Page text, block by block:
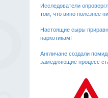
Исследователи
том, что вино полезнее
Настоящие сыры
наркотикам!
Англичане создали
замедляющие процесс